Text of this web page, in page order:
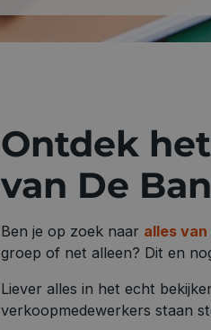
Ontdek
van De
Ben je op zoek naar alles
groep of net alleen? Dit en
Liever alles in het echt
verkoopmedewerkers staan